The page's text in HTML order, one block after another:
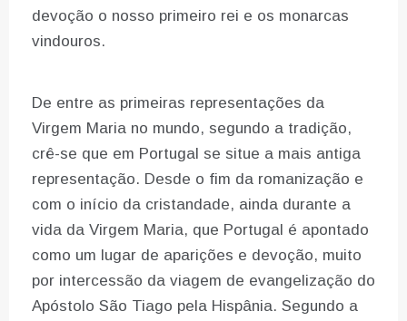
devoção o nosso primeiro rei e os monarcas
vindouros.
De entre as primeiras representações da
Virgem Maria no mundo, segundo a tradição,
crê-se que em Portugal se situe a mais antiga
representação. Desde o fim da romanização e
com o início da cristandade, ainda durante a
vida da Virgem Maria, que Portugal é apontado
como um lugar de aparições e devoção, muito
por intercessão da viagem de evangelização do
Apóstolo São Tiago pela Hispânia. Segundo a